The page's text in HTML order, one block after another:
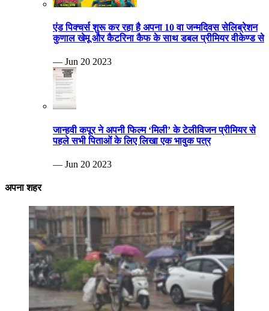
एंड पिक्चर्स शुरू कर रहा है अपना 10 वा जन्मदिवस सेलिब्रेशन
कुणाल खेमू और कैटरिना कैफ के साथ डबल प्रीमियर वीकेण्ड से
— Jun 20 2023
जान्हवी कपूर ने अपनी फिल्म ‘मिली’ के टेलीविजन प्रीमियर से
पहले सभी पिताओं के लिए लिखा एक भावुक पत्र
— Jun 20 2023
अपना शहर